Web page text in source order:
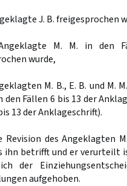
J. B. freigesprochen
M. M. in den
wurde,
M. B., E. B. und M.
den Fällen 6 bis 13 der
13 der Anklageschrift).
Revision des Angeklagten
ihn betrifft und er verurteilt
der
aufgehoben.